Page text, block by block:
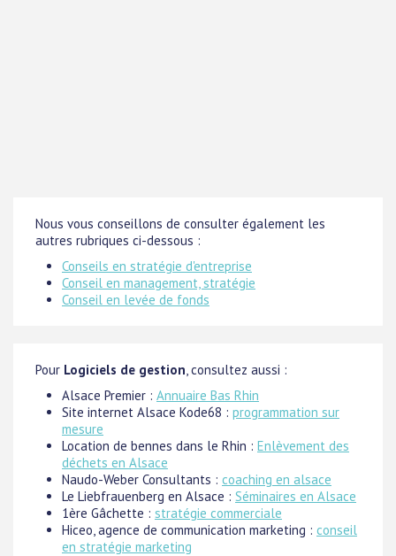
Nous vous conseillons de consulter également les
autres rubriques ci-dessous :
Conseils en stratégie d'entreprise
Conseil en management, stratégie
Conseil en levée de fonds
Pour Logiciels de gestion , consultez aussi :
Alsace Premier : Annuaire Bas Rhin
Site internet Alsace Kode68 : programmation sur
mesure
Location de bennes dans le Rhin : Enlèvement des
déchets en Alsace
Naudo-Weber Consultants : coaching en alsace
Le Liebfrauenberg en Alsace : Séminaires en Alsace
1ère Gâchette : stratégie commerciale
Hiceo, agence de communication marketing : conseil
en stratégie marketing